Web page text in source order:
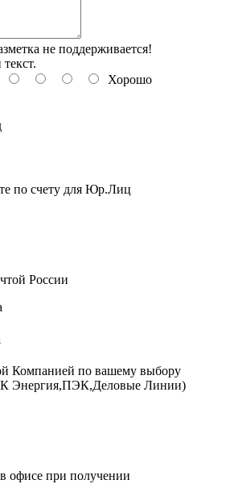
не поддерживается!
Хорошо
по счету для Юр.Лиц
России
Компанией по вашему выбору
Энергия,ПЭК,Деловые Линии)
офисе при получении